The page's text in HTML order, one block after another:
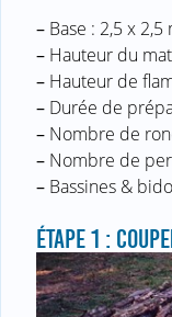
– Base : 2,5 x 2,5
– Hauteur du
– Hauteur de
– Durée de
– Nombre de
– Nombre de
– Bassines &
ÉTAPE 1 :